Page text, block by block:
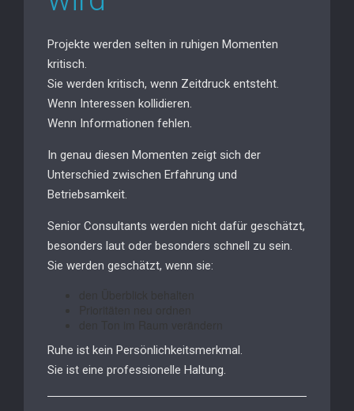
Projekte werden selten in ruhigen Momenten
kritisch.
Sie werden kritisch, wenn Zeitdruck entsteht.
Wenn Interessen kollidieren.
Wenn Informationen fehlen.
In genau diesen Momenten zeigt sich der
Unterschied zwischen Erfahrung und
Betriebsamkeit.
Senior Consultants werden nicht dafür geschätzt,
besonders laut oder besonders schnell zu sein.
Sie werden geschätzt, wenn sie:
Ruhe ist kein Persönlichkeitsmerkmal.
Sie ist eine professionelle Haltung.